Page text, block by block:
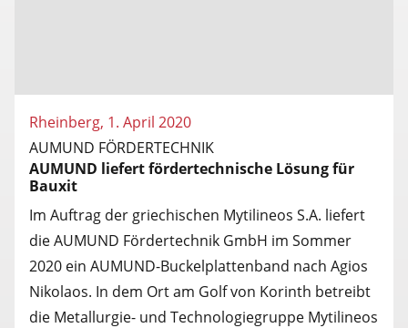
Rheinberg, 1. April 2020
AUMUND FÖRDERTECHNIK
AUMUND liefert fördertechnische Lösung für
Bauxit
Im Auftrag der griechischen Mytilineos S.A. liefert
die AUMUND Fördertechnik GmbH im Sommer
2020 ein AUMUND-Buckelplattenband nach Agios
Nikolaos. In dem Ort am Golf von Korinth betreibt
die Metallurgie- und Technologiegruppe Mytilineos